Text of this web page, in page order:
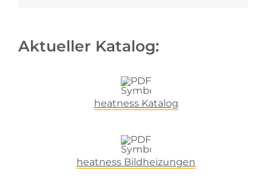
Aktueller Katalog:
heatness Katalog
heatness Bildheizungen